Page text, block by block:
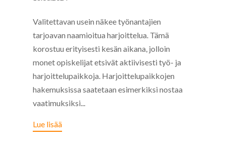
Valitettavan usein näkee työnantajien
tarjoavan naamioitua harjoittelua. Tämä
korostuu erityisesti kesän aikana, jolloin
monet opiskelijat etsivät aktiivisesti työ- ja
harjoittelupaikkoja. Harjoittelupaikkojen
hakemuksissa saatetaan esimerkiksi nostaa
vaatimuksiksi...
Lue lisää